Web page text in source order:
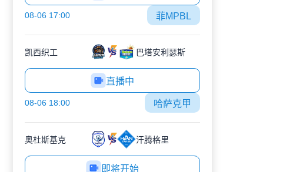
08-06 17:00 菲MPBL
凯西织工 巴塔安利瑟斯
直播中
08-06 18:00 哈萨克甲
奥杜斯基克 汗腾格里
即将开始